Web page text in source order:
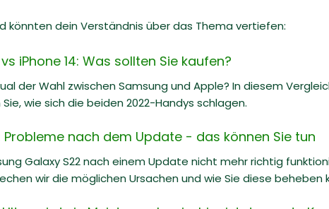
könnten dein Verständnis über das Thema vertiefen:
iPhone 14: Was sollten Sie kaufen?
der Wahl zwischen Samsung und Apple? In diesem
Sie, wie sich die beiden 2022-Handys schlagen.
Probleme nach dem Update - das können Sie tun
Galaxy S22 nach einem Update nicht mehr richtig
wir die möglichen Ursachen und wie Sie diese beheben